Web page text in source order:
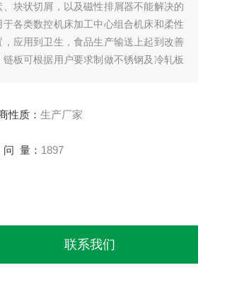
块状切屑，以及磁性排屑器不能解决的
各类数控机床加工中心组合机床和柔性
应用到卫生，食品生产输送上起到改善
板可根据用户要求制做不锈钢及冷轧板
性质： 生产厂家
量： 1897
联系我们